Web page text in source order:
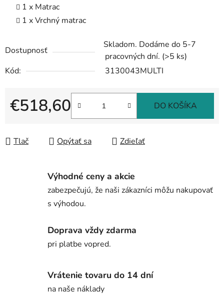
1 x Matrac
1 x Vrchný matrac
Dostupnosť
Skladom. Dodáme do 5-7
pracovných dní. (>5 ks)
Kód:
3130043MULTI
€518,60 DO KOŠÍKA
Tlač Opýtať sa Zdieľať
Výhodné ceny a akcie
zabezpečujú, že naši zákazníci môžu nakupovať
s výhodou.
Doprava vždy zdarma
pri platbe vopred.
Vrátenie tovaru do 14 dní
na naše náklady